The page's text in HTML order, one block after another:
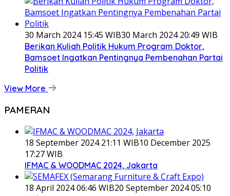
30 March 2024 15:45 WIB30 March 2024 20:49 WIB
Berikan Kuliah Politik Hukum Program Doktor,
Bamsoet Ingatkan Pentingnya Pembenahan Partai
Politik
View More
PAMERAN
18 September 2024 21:11 WIB10 December 2025
17:27 WIB
IFMAC & WOODMAC 2024, Jakarta
18 April 2024 06:46 WIB20 September 2024 05:10